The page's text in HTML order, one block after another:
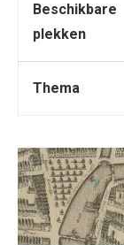
Beschikbare
plekken
Thema